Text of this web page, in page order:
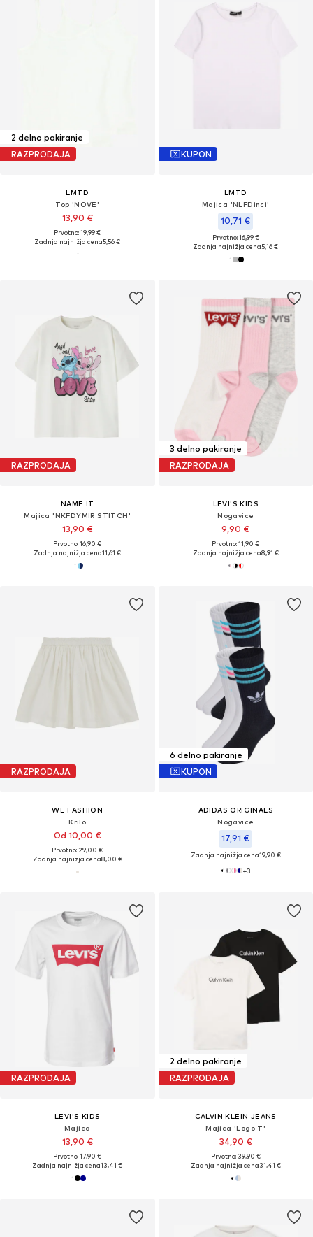
2 delno pakiranje
RAZPRODAJA
LMTD
Top 'NOVE'
13,90 €
Prvotno: 19,99 €
Zadnja najnižja cena5,56 €
KUPON
LMTD
Majica 'NLFDinci'
10,71 €
Prvotno: 16,99 €
Zadnja najnižja cena5,16 €
RAZPRODAJA
NAME IT
Majica 'NKFDYMIR STITCH'
13,90 €
Prvotno: 16,90 €
Zadnja najnižja cena11,61 €
3 delno pakiranje
RAZPRODAJA
LEVI'S KIDS
Nogavice
9,90 €
Prvotno: 11,90 €
Zadnja najnižja cena8,91 €
RAZPRODAJA
WE FASHION
Krilo
Od 10,00 €
Prvotno: 29,00 €
Zadnja najnižja cena8,00 €
6 delno pakiranje
KUPON
ADIDAS ORIGINALS
Nogavice
17,91 €
Zadnja najnižja cena19,90 €
+3
RAZPRODAJA
LEVI'S KIDS
Majica
13,90 €
Prvotno: 17,90 €
Zadnja najnižja cena13,41 €
2 delno pakiranje
RAZPRODAJA
CALVIN KLEIN JEANS
Majica 'Logo T'
34,90 €
Prvotno: 39,90 €
Zadnja najnižja cena31,41 €